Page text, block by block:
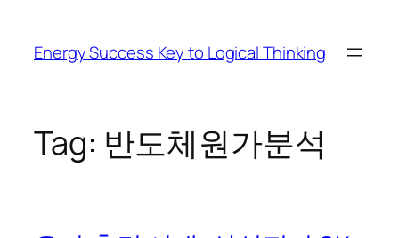
content
Energy Success Key to Logical Thinking
Tag: 반도체원가분석